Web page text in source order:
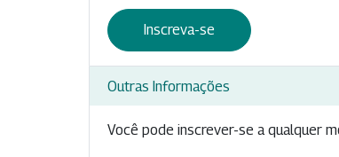
Inscreva-se
Outras Informações
Você pode inscrever-se a qualquer